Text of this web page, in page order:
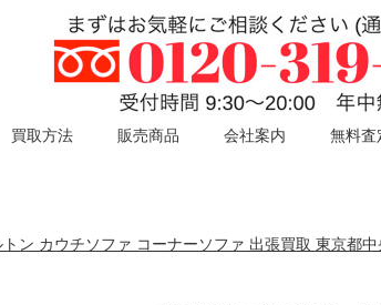
買取方法 販売商品 会社案内 無料査
ン カウチソファ コーナーソファ 出張買取 東京都中